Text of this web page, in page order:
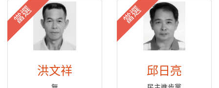
當選
洪文祥
當選
邱日亮